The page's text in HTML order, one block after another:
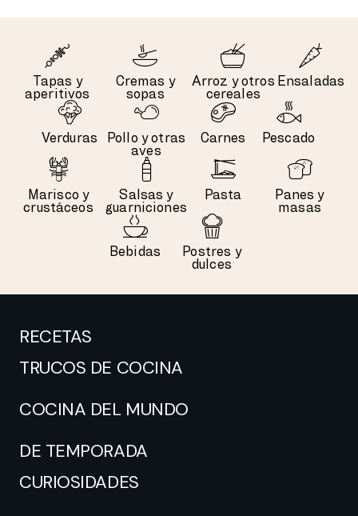
Tapas y
aperitivos
Cremas y
sopas
Arroz y otros
cereales
Ensaladas
Verduras
Pollo y otras
aves
Carnes Pescado
Marisco y
crustáceos
Salsas y
guarniciones
Pasta
Panes y
masas
Bebidas
Postres y
dulces
RECETAS
TRUCOS DE COCINA
COCINA DEL MUNDO
DE TEMPORADA
CURIOSIDADES